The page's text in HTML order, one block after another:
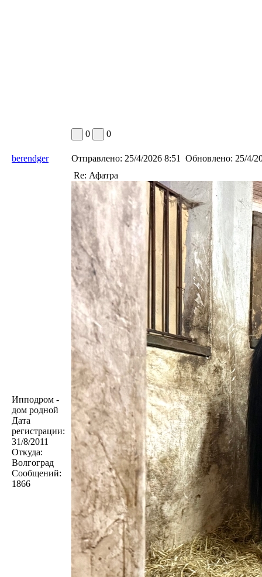
0 0
berendger Отправлено: 25/4/2026 8:51 Обновлено: 25/4/
Ипподром -
дом родной
Дата
регистрации:
31/8/2011
Откуда:
Волгоград
Сообщений:
1866
Re: Афатра